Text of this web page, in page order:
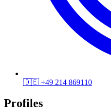
🇩🇪 +49 214 869110
Profiles